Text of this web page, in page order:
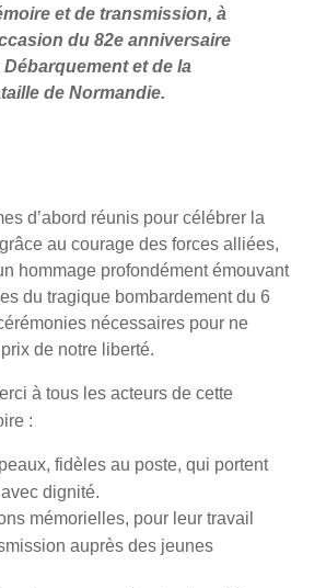
et de transmission, à
du 82e anniversaire
Débarquement et de la
de Normandie.
d’abord réunis pour célébrer la
au courage des forces alliées,
hommage profondément émouvant
du tragique bombardement du 6
nécessaires pour ne
de notre liberté.
à tous les acteurs de cette
:
fidèles au poste, qui portent
dignité.
mémorielles, pour leur travail
auprès des jeunes